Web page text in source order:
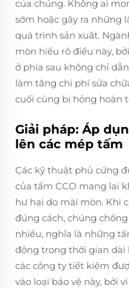
của chúng. Không ai
sớm hoặc gây ra những
quá trình sản xuất.
mòn hiểu rõ điều này,
ở phía sau không chỉ
làm tăng chi phí sửa
cuối cùng bị hỏng hoàn
Giải pháp: Áp
lên các mép tấm
Các kỹ thuật phủ cứng
của tấm CCO mang lại
hư hại do mài mòn. Khi
đúng cách, chúng
nhiều, nghĩa là những
động trong thời gian dài
các công ty tiết kiệm
vào loại bảo vệ này, bởi